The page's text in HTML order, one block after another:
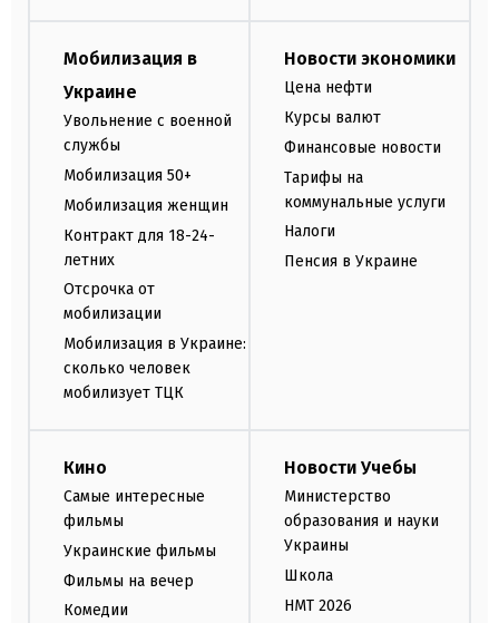
Мобилизация в
Украине
Увольнение с военной
службы
Мобилизация 50+
Мобилизация женщин
Контракт для 18-24-
летних
Отсрочка от
мобилизации
Мобилизация в Украине:
сколько человек
мобилизует ТЦК
Новости экономики
Цена нефти
Курсы валют
Финансовые новости
Тарифы на
коммунальные услуги
Налоги
Пенсия в Украине
Кино
Самые интересные
фильмы
Украинские фильмы
Фильмы на вечер
Комедии
Новости Учебы
Министерство
образования и науки
Украины
Школа
НМТ 2026